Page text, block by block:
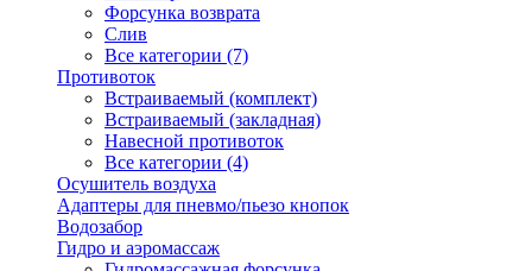
Форсунка возврата
Слив
Все категории (7)
Противоток
Встраиваемый (комплект)
Встраиваемый (закладная)
Навесной противоток
Все категории (4)
Осушитель воздуха
Адаптеры для пневмо/пьезо кнопок
Водозабор
Гидро и аэромассаж